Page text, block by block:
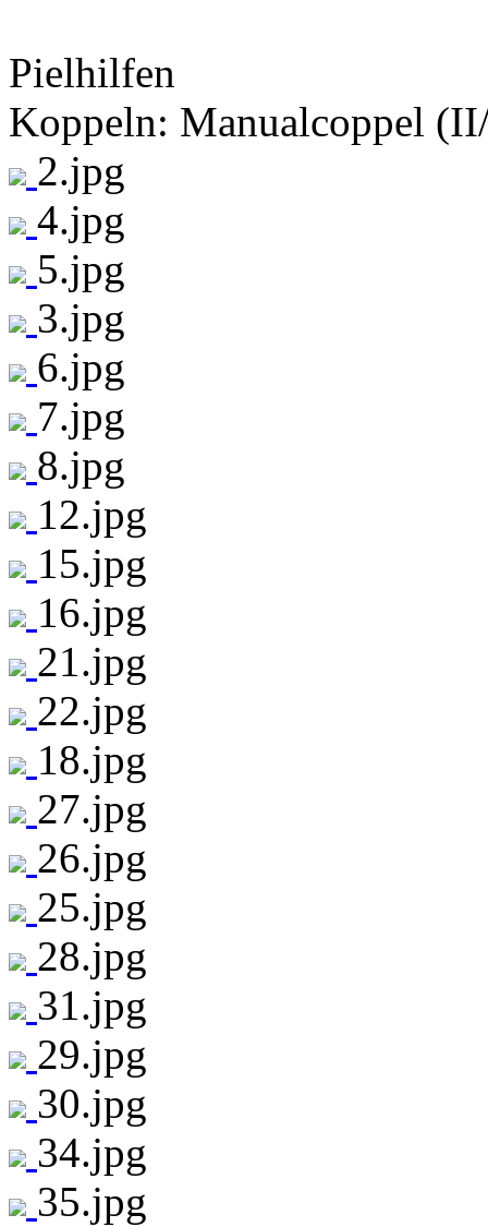
Pielhilfen
Koppeln: Manualcoppel
2.jpg
4.jpg
5.jpg
3.jpg
6.jpg
7.jpg
8.jpg
12.jpg
15.jpg
16.jpg
21.jpg
22.jpg
18.jpg
27.jpg
26.jpg
25.jpg
28.jpg
31.jpg
29.jpg
30.jpg
34.jpg
35.jpg